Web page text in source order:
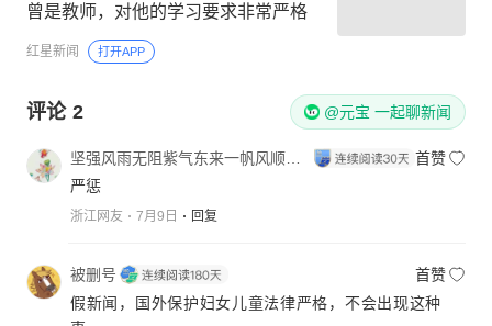
曾是教师，对他的学习要求非常严格
红星新闻 打开APP
评论 2 @元宝 一起聊新闻
首赞
严惩
浙江网友 7月9日 回复
被删号
首赞
假新闻，国外保护妇女儿童法律严格，不会出现这种